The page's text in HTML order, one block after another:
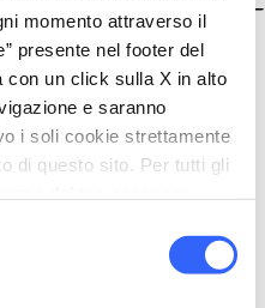
momento attraverso il
presente nel footer del
con un click sulla X in alto
e saranno
i soli cookie strettamente
di questo sito. Per tutti gli
nuovo e
question_mark question_mark